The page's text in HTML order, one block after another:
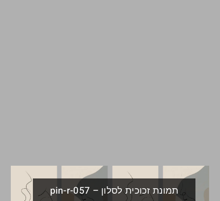
תמונת זכוכית לסלון – pin-r-057